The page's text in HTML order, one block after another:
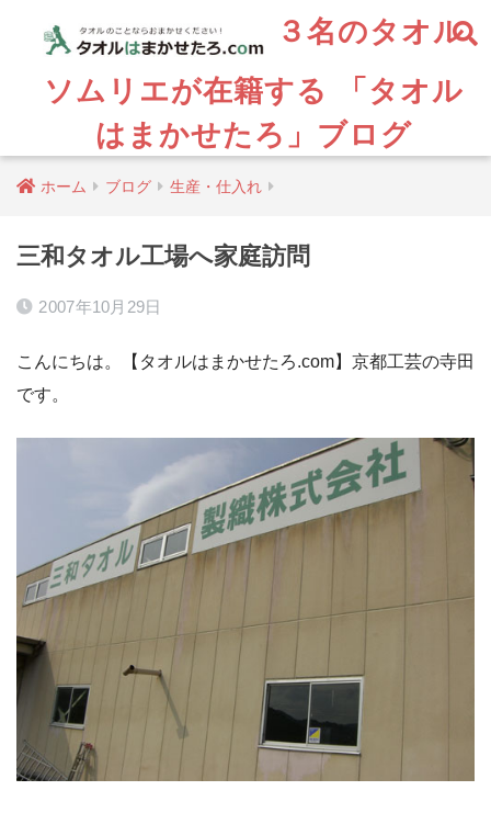
３名のタオル
ソムリエが在籍する 「タオル
はまかせたろ」ブログ
ホーム ブログ 生産・仕入れ
三和タオル工場へ家庭訪問
2007年10月29日
こんにちは。【タオルはまかせたろ.com】京都工芸の寺田
です。